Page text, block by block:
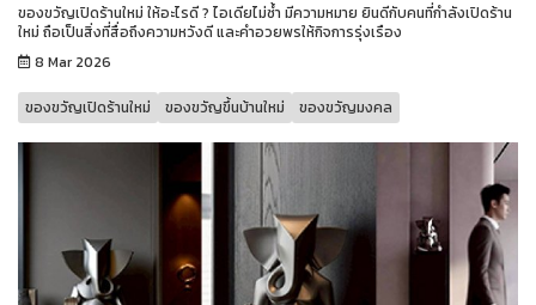
ของขวัญเปิดร้านใหม่ ให้อะไรดี ? ไอเดียไม่ซ้ำ มีความหมาย ยินดีกับคนที่กำลังเปิดร้าน
ใหม่ ถือเป็นสิ่งที่สื่อถึงความหวังดี และคำอวยพรให้กิจการรุ่งเรือง
8 Mar 2026
ของขวัญเปิดร้านใหม่ ของขวัญขึ้นบ้านใหม่ ของขวัญมงคล